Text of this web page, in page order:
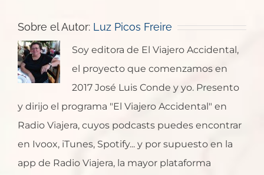
Sobre el Autor: Luz Picos Freire
Soy editora de El Viajero Accidental,
el proyecto que comenzamos en
2017 José Luis Conde y yo. Presento
y dirijo el programa "El Viajero Accidental" en
Radio Viajera, cuyos podcasts puedes encontrar
en Ivoox, iTunes, Spotify... y por supuesto en la
app de Radio Viajera, la mayor plataforma